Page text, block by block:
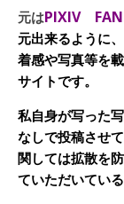
元はPIXIV
元出来るように
着感や写真等を
サイトです。
私自身が写った
なしで投稿させ
関しては拡散を
ていただいている